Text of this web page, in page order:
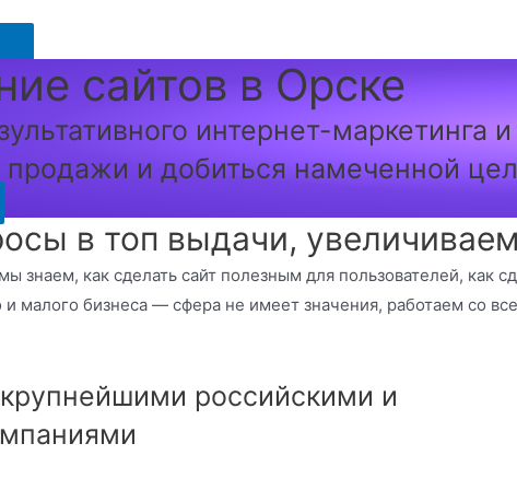
сайтов в Орске
интернет-маркетинга
продажи и добиться намеченной
в топ выдачи,
знаем, как сделать сайт полезным для пользователей, как
малого бизнеса — сфера не имеет значения, работаем со
российскими и